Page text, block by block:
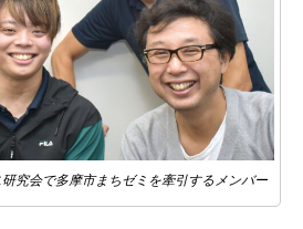
究会で多摩市まちゼミを牽引するメンバー